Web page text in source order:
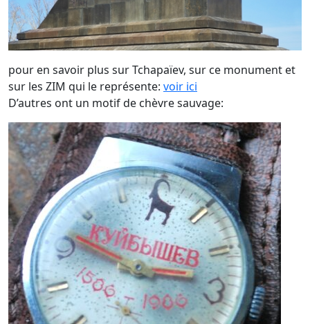
pour en savoir plus sur Tchapaïev, sur ce monument et
sur les ZIM qui le représente: voir ici
D’autres ont un motif de chèvre sauvage: